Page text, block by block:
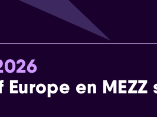
Europe en